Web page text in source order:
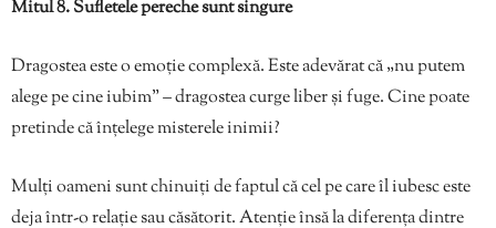
Mitul 8. Sufletele pereche sunt singure
Dragostea este o emoție complexă. Este adevărat că „nu putem
alege pe cine iubim” – dragostea curge liber și fuge. Cine poate
pretinde că înțelege misterele inimii?
Mulți oameni sunt chinuiți de faptul că cel pe care îl iubesc este
deja într-o relație sau căsătorit. Atenție însă la diferența dintre